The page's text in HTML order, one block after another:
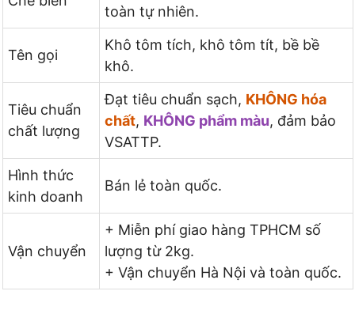
toàn tự nhiên.
Tên gọi
Khô tôm tích, khô tôm tít, bề bề
khô.
Tiêu chuẩn
chất lượng
Đạt tiêu chuẩn sạch, KHÔNG hóa
chất, KHÔNG phẩm màu, đảm bảo
VSATTP.
Hình thức
kinh doanh
Bán lẻ toàn quốc.
Vận chuyển
+ Miễn phí giao hàng TPHCM số
lượng từ 2kg.
+ Vận chuyển Hà Nội và toàn quốc.